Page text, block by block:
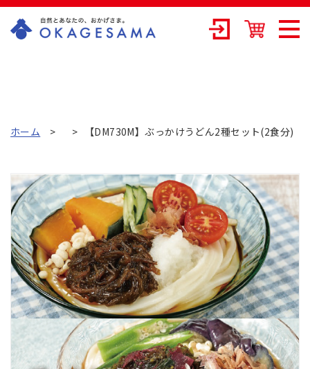
式会社の公式通
ホーム 【DM730M】ぶっかけうどん2種セット(2食分)